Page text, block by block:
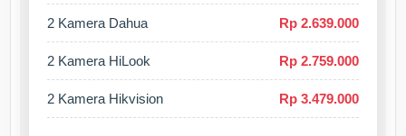
2 Kamera Dahua Rp 2.639.000
2 Kamera HiLook Rp 2.759.000
2 Kamera Hikvision Rp 3.479.000